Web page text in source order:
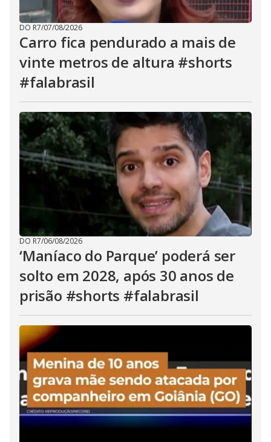
DO R7/07/08/2026
Carro fica pendurado a mais de
vinte metros de altura #shorts
#falabrasil
DO R7/06/08/2026
‘Maníaco do Parque’ poderá ser
solto em 2028, após 30 anos de
prisão #shorts #falabrasil